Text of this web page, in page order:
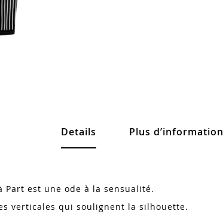
Details
est une ode à la sensualité.
verticales qui soulignent la silhouette.
Plus d’information